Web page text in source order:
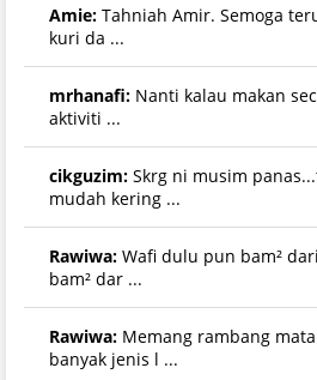
Amie: Tahniah Amir. Semoga
kuri da ...
mrhanafi: Nanti kalau makan
aktiviti ...
cikguzim: Skrg ni musim
mudah kering ...
Rawiwa: Wafi dulu pun bam²
bam² dar ...
Rawiwa: Memang rambang
banyak jenis l ...